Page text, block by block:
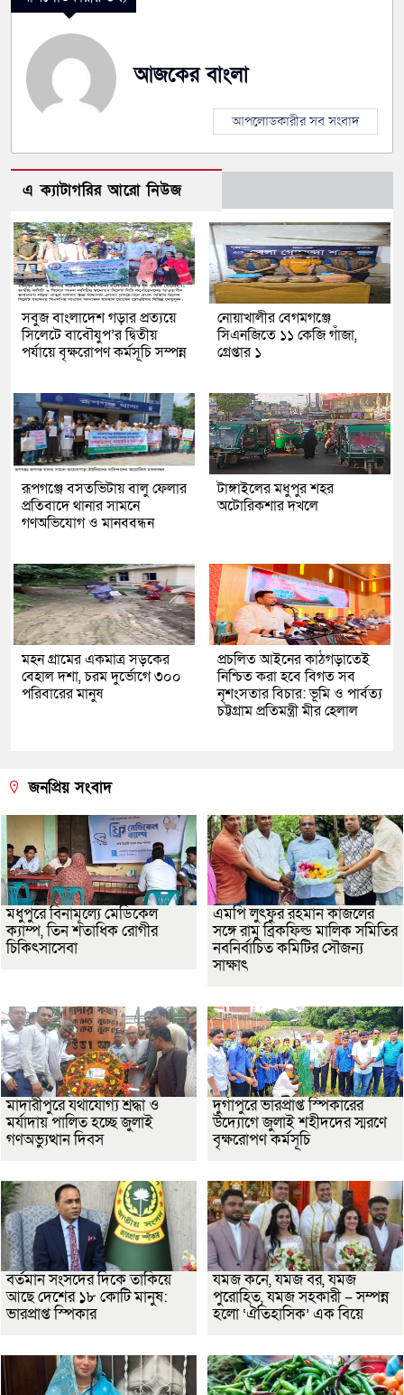
আজকের বাংলা
আপলোডকারীর সব সংবাদ
এ ক্যাটাগরির আরো নিউজ
সবুজ বাংলাদেশ গড়ার প্রত্যয়ে
সিলেটে বাবৌযুপ’র দ্বিতীয়
পর্যায়ে বৃক্ষরোপণ কর্মসূচি সম্পন্ন
নোয়াখালীর বেগমগঞ্জে
সিএনজিতে ১১ কেজি গাঁজা,
গ্রেপ্তার ১
রূপগঞ্জে বসতভিটায় বালু ফেলার
প্রতিবাদে থানার সামনে
গণঅভিযোগ ও মানববন্ধন
টাঙ্গাইলের মধুপুর শহর
অটোরিকশার দখলে
মহন গ্রামের একমাত্র সড়কের
বেহাল দশা, চরম দুর্ভোগে ৩০০
পরিবারের মানুষ
প্রচলিত আইনের কাঠগড়াতেই
নিশ্চিত করা হবে বিগত সব
নৃশংসতার বিচার: ভূমি ও পার্বত্য
চট্টগ্রাম প্রতিমন্ত্রী মীর হেলাল
জনপ্রিয় সংবাদ
মধুপুরে বিনামূল্যে মেডিকেল
ক্যাম্প, তিন শতাধিক রোগীর
চিকিৎসাসেবা
এমপি লুৎফুর রহমান কাজলের
সঙ্গে রামু ব্রিকফিল্ড মালিক সমিতির
নবনির্বাচিত কমিটির সৌজন্য
সাক্ষাৎ
মাদারীপুরে যথাযোগ্য শ্রদ্ধা ও
মর্যাদায় পালিত হচ্ছে জুলাই
গণঅভ্যুত্থান দিবস
দুর্গাপুরে ভারপ্রাপ্ত স্পিকারের
উদ্যোগে জুলাই শহীদদের স্মরণে
বৃক্ষরোপণ কর্মসূচি
বর্তমান সংসদের দিকে তাকিয়ে
আছে দেশের ১৮ কোটি মানুষ:
ভারপ্রাপ্ত স্পিকার
যমজ কনে, যমজ বর, যমজ
পুরোহিত, যমজ সহকারী – সম্পন্ন
হলো ‘ঐতিহাসিক’ এক বিয়ে